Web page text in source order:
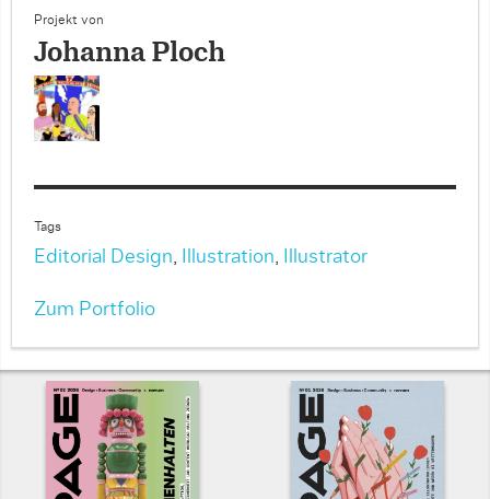
Projekt von
Johanna Ploch
Tags
Editorial Design, Illustration, Illustrator
Zum Portfolio